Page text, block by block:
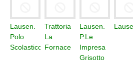
Lausen.
Polo
Scolastico
Trattoria
La
Fornace
Lausen.
P.Le
Impresa
Grisotto